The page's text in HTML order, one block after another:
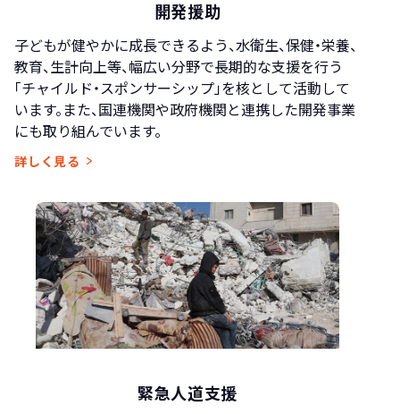
開発援助
子どもが健やかに成長できるよう、水衛生、保健・栄養、
教育、生計向上等、幅広い分野で長期的な支援を行う
「チャイルド・スポンサーシップ」を核として活動して
います。また、国連機関や政府機関と連携した開発事業
にも取り組んでいます。
詳しく見る
緊急人道支援